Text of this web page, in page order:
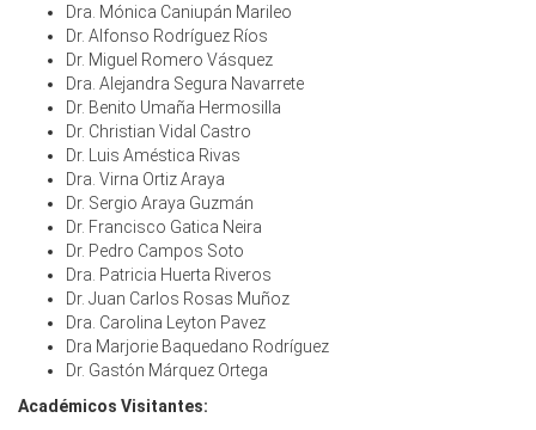
Dra. Mónica Caniupán Marileo
Dr. Alfonso Rodríguez Ríos
Dr. Miguel Romero Vásquez
Dra. Alejandra Segura Navarrete
Dr. Benito Umaña Hermosilla
Dr. Christian Vidal Castro
Dr. Luis Améstica Rivas
Dra. Virna Ortiz Araya
Dr. Sergio Araya Guzmán
Dr. Francisco Gatica Neira
Dr. Pedro Campos Soto
Dra. Patricia Huerta Riveros
Dr. Juan Carlos Rosas Muñoz
Dra. Carolina Leyton Pavez
Dra Marjorie Baquedano Rodríguez
Dr. Gastón Márquez Ortega
Académicos Visitantes: